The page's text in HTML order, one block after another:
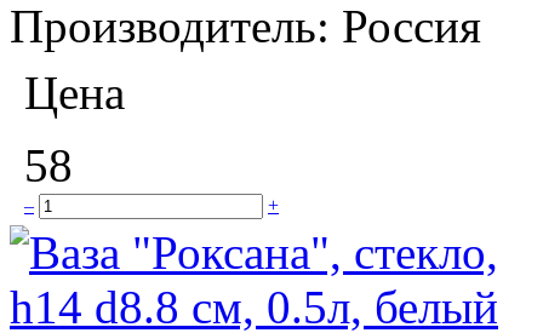
Производитель: Россия
Цена
58
– +